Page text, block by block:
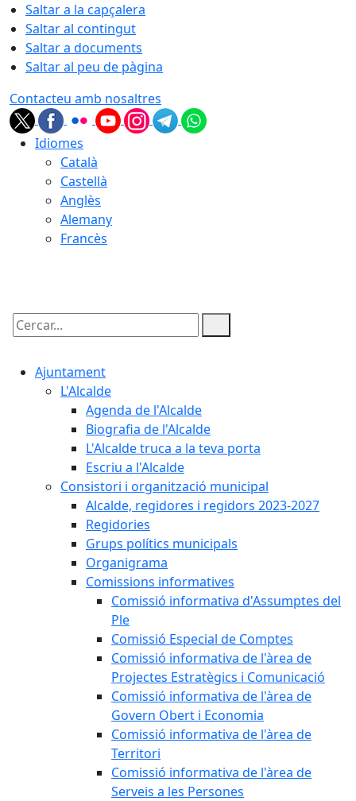
Saltar a la capçalera
Saltar al contingut
Saltar a documents
Saltar al peu de pàgina
Contacteu amb nosaltres
Idiomes
Català
Castellà
Anglès
Alemany
Francès
Cercar:
Ajuntament
L'Alcalde
Agenda de l'Alcalde
Biografia de l'Alcalde
L'Alcalde truca a la teva porta
Escriu a l'Alcalde
Consistori i organització municipal
Alcalde, regidores i regidors 2023-2027
Regidories
Grups polítics municipals
Organigrama
Comissions informatives
Comissió informativa d'Assumptes del
Ple
Comissió Especial de Comptes
Comissió informativa de l'àrea de
Projectes Estratègics i Comunicació
Comissió informativa de l'àrea de
Govern Obert i Economia
Comissió informativa de l'àrea de
Territori
Comissió informativa de l'àrea de
Serveis a les Persones